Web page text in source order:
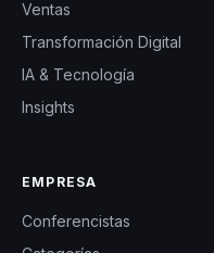
Ventas
Transformación Digital
IA & Tecnología
Insights
EMPRESA
Conferencistas